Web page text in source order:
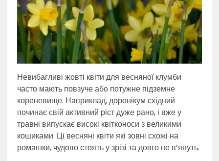
Невибагливі жовті квіти для весняної клумби
часто мають повзуче або потужне підземне
кореневище. Наприклад, доронікум східний
починає свій активний ріст дуже рано, і вже у
травні випускає високі квітконоси з великими
кошиками. Ці весняні квіти які зовні схожі на
ромашки, чудово стоять у зрізі та довго не в’януть.